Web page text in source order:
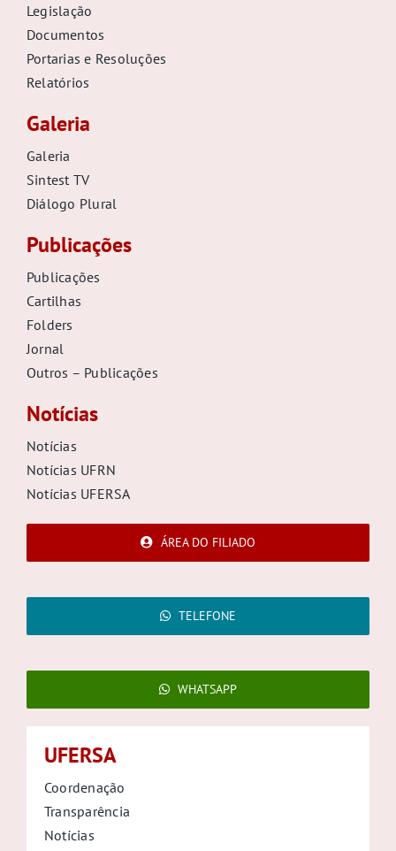
Legislação
Documentos
Portarias e Resoluções
Relatórios
Galeria
Galeria
Sintest TV
Diálogo Plural
Publicações
Publicações
Cartilhas
Folders
Jornal
Outros – Publicações
Notícias
Notícias
Notícias UFRN
Notícias UFERSA
ÁREA DO FILIADO
TELEFONE
WHATSAPP
UFERSA
Coordenação
Transparência
Notícias